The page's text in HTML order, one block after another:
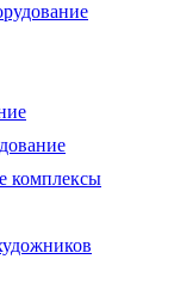
комплексы